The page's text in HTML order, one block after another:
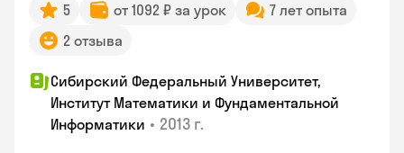
5 от 1092 ₽ за урок
7 лет опыта
2 отзыва
Сибирский Федеральный Университет,
Институт Математики и Фундаментальной
Информатики • 2013 г.